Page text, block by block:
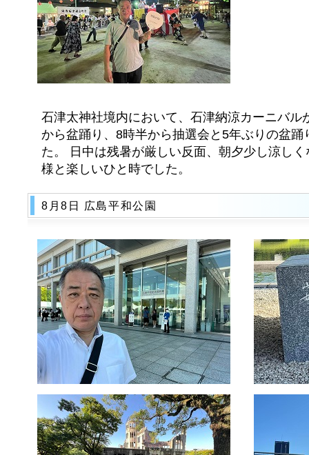
石津太神社境内において、石津納涼カーニバル
から盆踊り、8時半から抽選会と5年ぶりの盆踊
た。 日中は残暑が厳しい反面、朝夕少し涼し
様と楽しいひと時でした。
8月8日 広島平和公園